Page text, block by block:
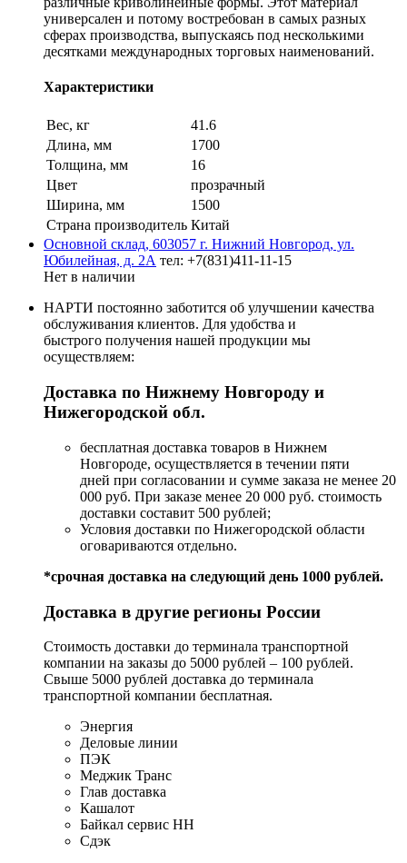
универсален и потому востребован в самых разных
сферах производства, выпускаясь под несколькими
десятками международных торговых наименований.
Характеристики
Вес, кг
41.6
Длина, мм
1700
Толщина, мм
16
Цвет
прозрачный
Ширина, мм
1500
Страна производитель Китай
Основной склад, 603057 г. Нижний Новгород, ул.
Юбилейная, д. 2А тел: +7(831)411-11-15
Нет в наличии
НАРТИ постоянно заботится об улучшении качества
обслуживания клиентов. Для удобства и
быстрого получения нашей продукции мы
осуществляем:
Доставка по Нижнему Новгороду и
Нижегородской обл.
бесплатная доставка товаров в Нижнем
Новгороде, осуществляется в течении пяти
дней при согласовании и сумме заказа не менее 20
000 руб. При заказе менее 20 000 руб. стоимость
доставки составит 500 рублей;
Условия доставки по Нижегородской области
оговариваются отдельно.
*срочная доставка на следующий день 1000 рублей.
Доставка в другие регионы России
Стоимость доставки до терминала транспортной
компании на заказы до 5000 рублей – 100 рублей.
Свыше 5000 рублей доставка до терминала
транспортной компании бесплатная.
Энергия
Деловые линии
ПЭК
Меджик Транс
Глав доставка
Кашалот
Байкал сервис НН
Сдэк